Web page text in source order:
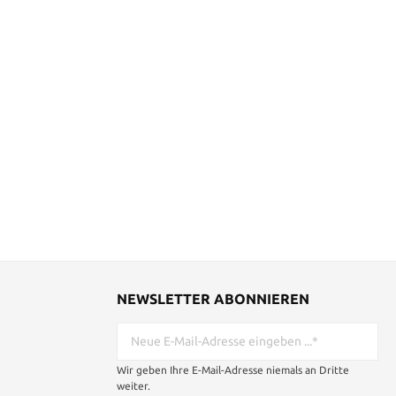
NEWSLETTER ABONNIEREN
Wir geben Ihre E-Mail-Adresse niemals an Dritte
weiter.